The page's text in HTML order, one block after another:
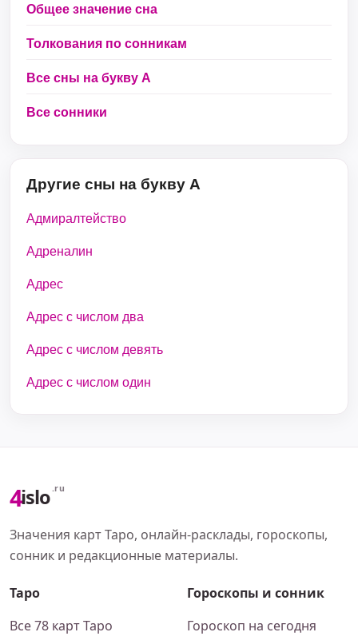
Общее значение сна
Толкования по сонникам
Все сны на букву А
Все сонники
Другие сны на букву А
Адмиралтейство
Адреналин
Адрес
Адрес с числом два
Адрес с числом девять
Адрес с числом один
4islo .ru
Значения карт Таро, онлайн-расклады, гороскопы,
сонник и редакционные материалы.
Таро
Все 78 карт Таро
Гороскопы и сонник
Гороскоп на сегодня